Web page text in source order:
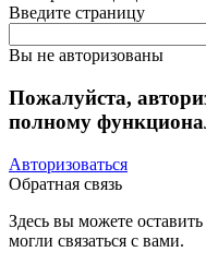
Введите страницу
Вы не авторизованы
Пожалуйста,
полному
Авторизоваться
Обратная связь
Здесь вы можете
могли связаться с вами.